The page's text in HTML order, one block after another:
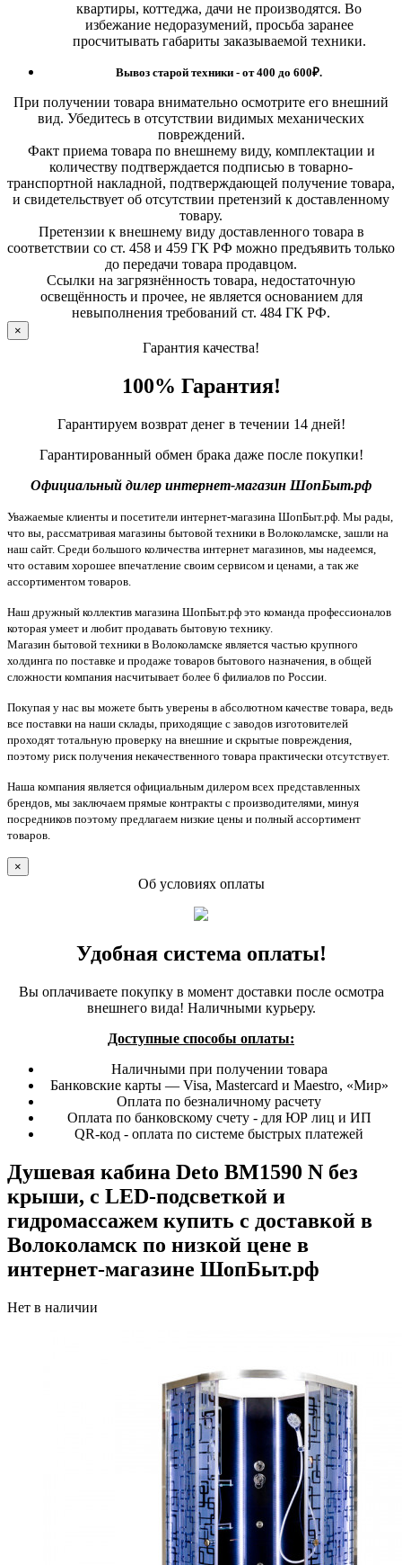
квартиры, коттеджа, дачи не производятся. Во
избежание недоразумений, просьба заранее
просчитывать габариты заказываемой техники.
Вывоз старой техники - от 400 до 600₽.
При получении товара внимательно осмотрите его внешний
вид. Убедитесь в отсутствии видимых механических
повреждений.
Факт приема товара по внешнему виду, комплектации и
количеству подтверждается подписью в товарно-
транспортной накладной, подтверждающей получение товара,
и свидетельствует об отсутствии претензий к доставленному
товару.
Претензии к внешнему виду доставленного товара в
соответствии со ст. 458 и 459 ГК РФ можно предъявить только
до передачи товара продавцом.
Ссылки на загрязнённость товара, недостаточную
освещённость и прочее, не является основанием для
невыполнения требований ст. 484 ГК РФ.
×
Гарантия качества!
100% Гарантия!
Гарантируем возврат денег в течении 14 дней!
Гарантированный обмен брака даже после покупки!
Официальный дилер интернет-магазин ШопБыт.рф
Уважаемые клиенты и посетители интернет-магазина ШопБыт.рф. Мы рады,
что вы, рассматривая магазины бытовой техники в Волоколамске, зашли на
наш сайт. Среди большого количества интернет магазинов, мы надеемся,
что оставим хорошее впечатление своим сервисом и ценами, а так же
ассортиментом товаров.
Наш дружный коллектив магазина ШопБыт.рф это команда профессионалов
которая умеет и любит продавать бытовую технику.
Магазин бытовой техники в Волоколамске является частью крупного
холдинга по поставке и продаже товаров бытового назначения, в общей
сложности компания насчитывает более 6 филиалов по России.
Покупая у нас вы можете быть уверены в абсолютном качестве товара, ведь
все поставки на наши склады, приходящие с заводов изготовителей
проходят тотальную проверку на внешние и скрытые повреждения,
поэтому риск получения некачественного товара практически отсутствует.
Наша компания является официальным дилером всех представленных
брендов, мы заключаем прямые контракты с производителями, минуя
посредников поэтому предлагаем низкие цены и полный ассортимент
товаров.
×
Об условиях оплаты
Удобная система оплаты!
Вы оплачиваете покупку в момент доставки после осмотра
внешнего вида! Наличными курьеру.
Доступные способы оплаты:
Наличными при получении товара
Банковские карты — Visa, Mastercard и Maestro, «Мир»
Оплата по безналичному расчету
Оплата по банковскому счету - для ЮР лиц и ИП
QR-код - оплата по системе быстрых платежей
Душевая кабина Deto BM1590 N без
крыши, с LED-подсветкой и
гидромассажем купить с доставкой в
Волоколамск по низкой цене в
интернет-магазине ШопБыт.рф
Нет в наличии